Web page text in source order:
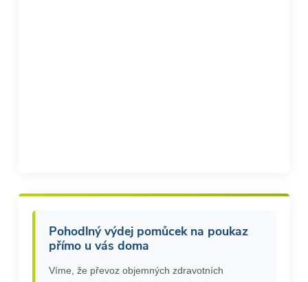
Pohodlný výdej pomůcek na poukaz
přímo u vás doma
Víme, že převoz objemných zdravotních